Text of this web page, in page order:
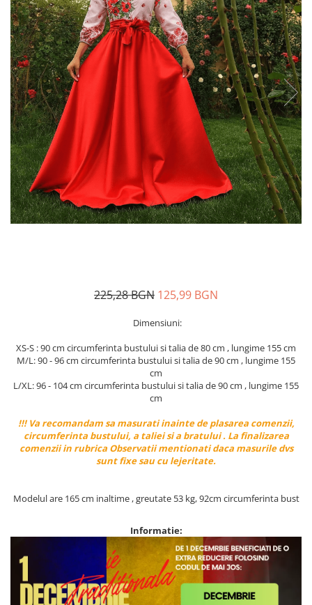
Дамски панталони
Дамски пуловери
Дамски сака
Дамски спортни комплекти
Дамски тениски
Дамски якета
Жилетка
Поли
Пояси за момчета
225,28 BGN 125,99 BGN
Dimensiuni:
XS-S : 90 cm circumferinta bustului si talia de 80 cm , lungime 155 cm
M/L: 90 - 96 cm circumferinta bustului si talia de 90 cm , lungime 155
cm
L/XL: 96 - 104 cm circumferinta bustului si talia de 90 cm , lungime 155
cm
!!! Va recomandam sa masurati inainte de plasarea comenzii,
circumferinta bustului, a taliei si a bratului . La finalizarea
comenzii in rubrica Observatii mentionati daca masurile dvs
sunt fixe sau cu lejeritate.
Modelul are 165 cm inaltime , greutate 53 kg, 92cm circumferinta bust
Informatie: